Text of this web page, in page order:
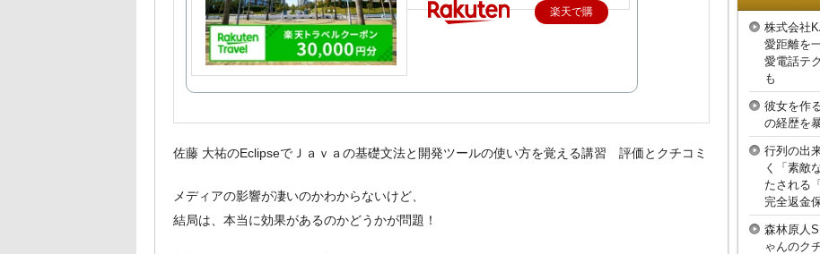
楽天で購
佐藤 大祐のEclipseでＪａｖａの基礎文法と開発ツールの使い方を覚える講習 評価とクチコミ
メディアの影響が凄いのかわからないけど、
結局は、本当に効果があるのかどうかが問題！
株式会社
愛距離を
愛電話テ
も
彼女を作
の経歴を
行列の出
く「素敵
たされる
完全返金
森林原人
ゃんのク